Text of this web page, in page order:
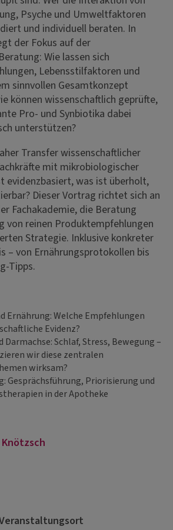
Psyche und Umweltfaktoren
und individuell beraten. In
der Fokus auf der
Wie lassen sich
Lebensstilfaktoren und
sinnvollen Gesamtkonzept
können wissenschaftlich geprüfte,
Pro- und Synbiotika dabei
unterstützen?
Transfer wissenschaftlicher
mit mikrobiologischer
evidenzbasiert, was ist überholt,
Dieser Vortrag richtet sich an
Fachakademie, die Beratung
von reinen Produktempfehlungen
Strategie. Inklusive konkreter
– von Ernährungsprotokollen bis
Tipps.
Ernährung: Welche Empfehlungen
Evidenz?
Darmachse: Schlaf, Stress, Bewegung –
wir diese zentralen
wirksam?
Gesprächsführung, Priorisierung und
in der Apotheke